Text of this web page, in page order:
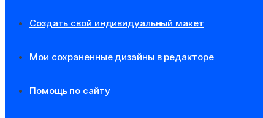
Создать свой индивидуальный макет
Мои сохраненные дизайны в редакторе
Помощь по сайту